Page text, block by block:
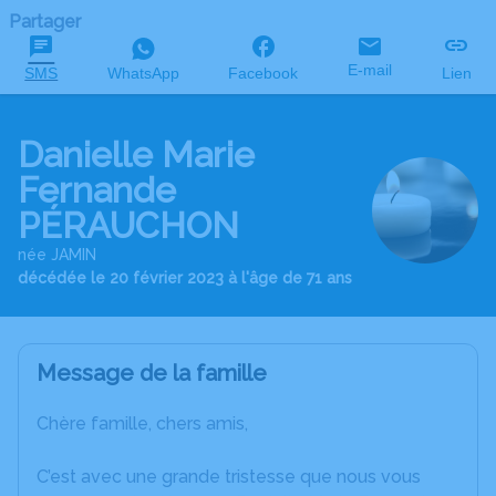
Partager
SMS WhatsApp Facebook E-mail Lien
Danielle Marie
Fernande
PÉRAUCHON
née JAMIN
décédée le 20 février 2023 à l'âge de 71 ans
Message de la famille
Chère famille, chers amis,
C’est avec une grande tristesse que nous vous